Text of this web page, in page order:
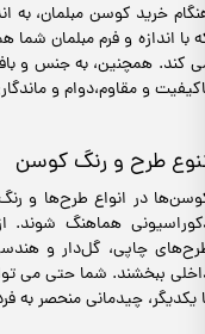
خرید کوسن مبلمان، به
با اندازه و فرم مبلمان
کند. همچنین، به جنس و
و مقاوم،دوام و
طرح و رنگ کوسن
در انواع طرح‌ها و
هماهنگ شوند.
چاپی، گل‌دار و
ببخشند. شما حتی می
یکدیگر، چیدمانی منحصر به